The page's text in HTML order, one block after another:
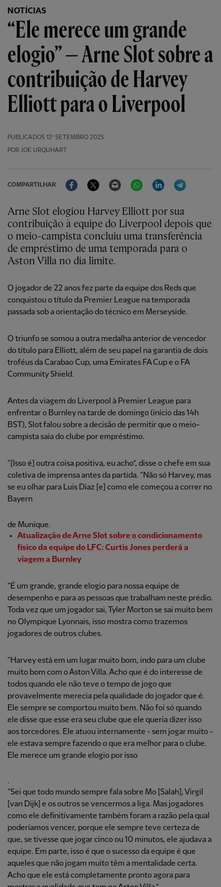
NOTÍCIAS
“Ele merece um grande
elogio” — Arne Slot sobre a
contribuição de Harvey
Elliott para o Liverpool
PUBLICADOS 12º SETEMBRO 2025
POR JOE URQUHART
COMPARTILHAR
FacebookTwitter Email WhatsAppLinkedIn
Arne Slot elogiou Harvey Elliott por sua
contribuição à equipe do Liverpool depois que
o meio-campista concluiu uma transferência
de empréstimo de uma temporada para o
Aston Villa no dia limite.
O jogador de 22 anos fez parte da equipe dos Reds que
conquistou o título da Premier League na temporada
passada sob a orientação do técnico em Merseyside.
O triunfo se somou a outra medalha anterior de vencedor
do título para Elliott, além de seu papel na garantia de dois
troféus da Carabao Cup, uma Emirates FA Cup e o FA
Community Shield.
Antes da viagem do Liverpool à Premier League para
enfrentar o Burnley na tarde de domingo (início das 14h
BST), Slot falou sobre a decisão de permitir que o meio-
campista saia do clube por empréstimo.
“[Isso é] outra coisa positiva, eu acho”, disse o chefe em sua
coletiva de imprensa antes da partida. “Não só Harvey, mas
se eu olhar para Luis Diaz [e] como ele começou a correr no
Bayern
de Munique.
Atualização de Arne Slot sobre o condicionamento
físico da equipe do LFC: Curtis Jones perderá a
viagem a Burnley
“É um grande, grande elogio para nossa equipe de
desempenho e para as pessoas que trabalham neste prédio.
Toda vez que um jogador sai, Tyler Morton se sai muito bem
no Olympique Lyonnais, isso mostra como trazemos
jogadores de outros clubes.
“Harvey está em um lugar muito bom, indo para um clube
muito bom com o Aston Villa. Acho que é do interesse de
todos quando ele não teve o tempo de jogo que
provavelmente merecia pela qualidade do jogador que é.
Ele sempre se comportou muito bem. Não foi só quando
ele disse que esse era seu clube que ele queria dizer isso
aos torcedores. Ele atuou internamente - sem jogar muito -
ele estava sempre fazendo o que era melhor para o clube.
Ele merece um grande elogio por isso
.
“Sei que todo mundo sempre fala sobre Mo [Salah], Virgil
[van Dijk] e os outros se vencermos a liga. Mas jogadores
como ele definitivamente também foram a razão pela qual
poderíamos vencer, porque ele sempre teve certeza de
que, se tivesse que jogar cinco ou 10 minutos, ele ajudava a
equipe. Em parte, isso é que o sucesso da equipe é que
aqueles que não jogam muito têm a mentalidade certa.
Acho que ele está completamente pronto agora para